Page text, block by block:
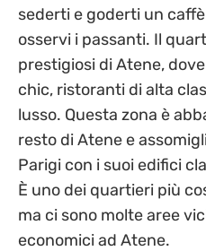
sederti e goderti un
osservi i passanti. Il
prestigiosi di Atene,
chic, ristoranti di alta
lusso. Questa zona è
resto di Atene e
Parigi con i suoi edifici
È uno dei quartieri più
ma ci sono molte aree
economici ad Atene.